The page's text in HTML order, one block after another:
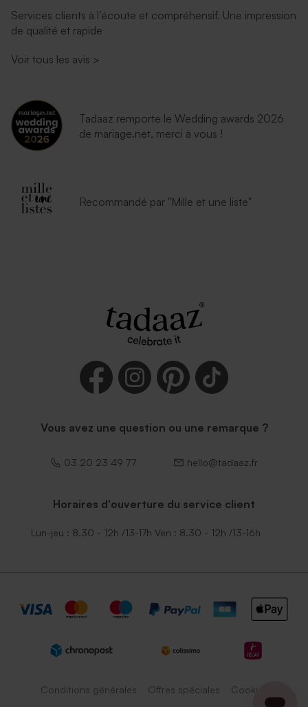
Services clients à l’écoute et compréhensif. Une impression
de qualité et rapide
Voir tous les avis >
Tadaaz remporte le Wedding awards 2026
de mariage.net, merci à vous !
Recommandé par "Mille et une liste"
Vous avez une question ou une remarque ?
03 20 23 49 77 hello@tadaaz.fr
Horaires d'ouverture du service client
Lun-jeu : 8.30 - 12h /13-17h Ven : 8.30 - 12h /13-16h
Conditions générales Offres spéciales Cookies